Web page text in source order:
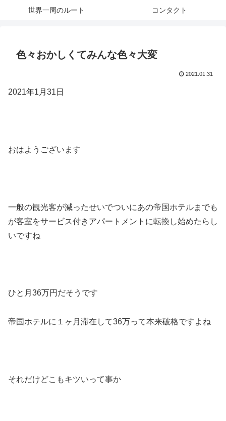
世界一周のルート コンタクト
色々おかしくてみんな色々大変
2021.01.31
2021年1月31日
おはようございます
一般の観光客が減ったせいでついにあの帝国ホテルまでも
が客室をサービス付きアパートメントに転換し始めたらし
いですね
ひと月36万円だそうです
帝国ホテルに１ヶ月滞在して36万って本来破格ですよね
それだけどこもキツいって事か